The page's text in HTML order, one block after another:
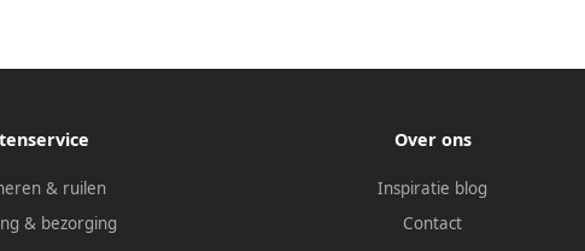
& ruilen
& bezorging
Over ons
Inspiratie blog
Contact